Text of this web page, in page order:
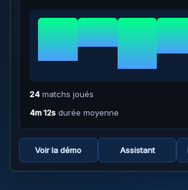
24 matchs joués
4m 12s durée moyenne
Voir la démo Assistant